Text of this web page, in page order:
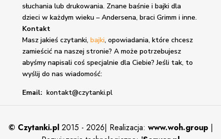
słuchania lub drukowania. Znane baśnie i bajkidla
dzieci w każdym wieku – Andersena, braci Grimm i inne.
Kontakt
Masz jakieś czytanki, bajki, opowiadania, które chcesz
zamieścić na naszej stronie? A może potrzebujesz
abyśmy napisali coś specjalnie dla Ciebie? Jeśli tak, to
wyślij do nas wiadomość:
Email: kontakt@czytanki.pl
© Czytanki.pl 2015 - 2026| Realizacja: www.woh.group |